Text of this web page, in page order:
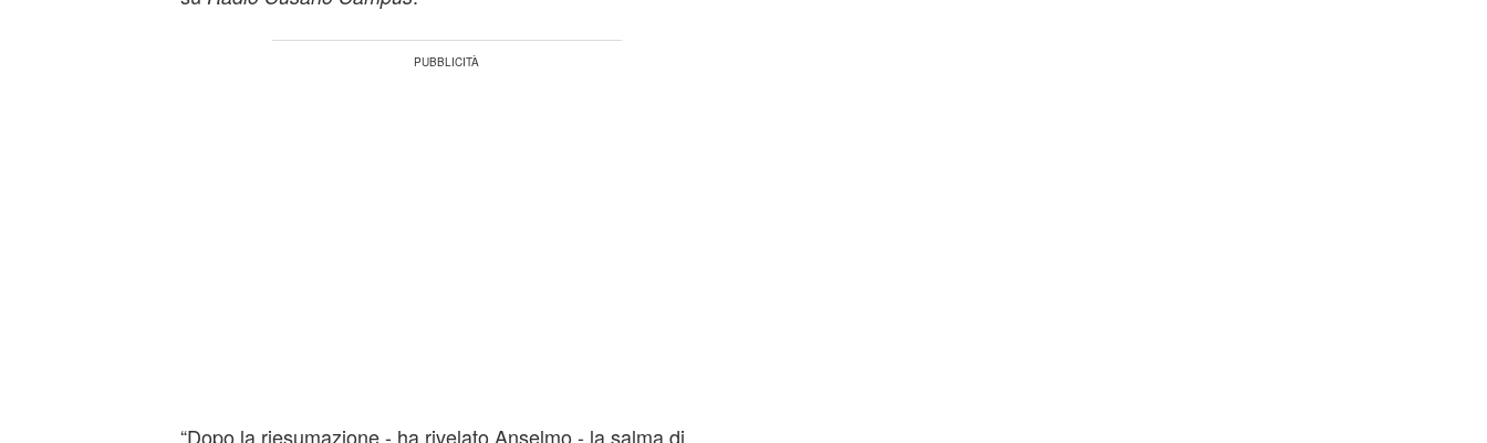
“Dopo la riesumazione - ha rivelato Anselmo - la salma di